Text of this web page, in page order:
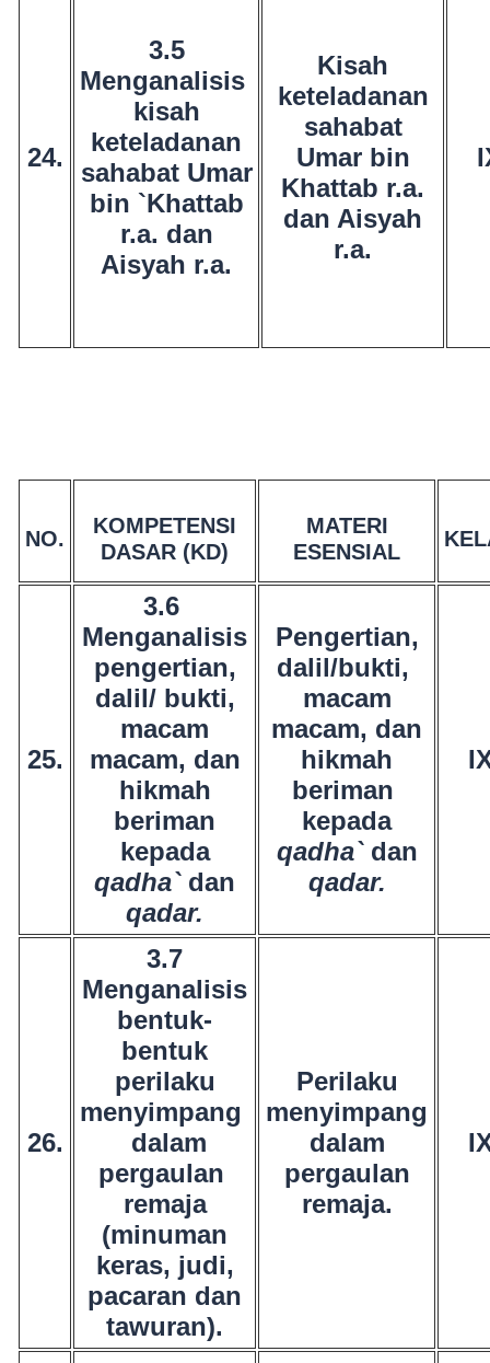
24.
3.5
Menganalisis
kisah
keteladanan
sahabat Umar
bin `Khattab
r.a. dan
Aisyah r.a.
Kisah
keteladanan
sahabat
Umar bin
Khattab r.a.
dan Aisyah
r.a.
NO.
KOMPETENSI
DASAR (KD)
MATERI
ESENSIAL
25.
3.6
Menganalisis
pengertian,
dalil/ bukti,
macam
macam, dan
hikmah
beriman
kepada
qadha` dan
qadar.
Pengertian,
dalil/bukti,
macam
macam, dan
hikmah
beriman
kepada
qadha` dan
qadar.
26.
3.7
Menganalisis
bentuk-
bentuk
perilaku
menyimpang
dalam
pergaulan
remaja
(minuman
keras, judi,
pacaran dan
tawuran).
Perilaku
menyimpang
dalam
pergaulan
remaja.